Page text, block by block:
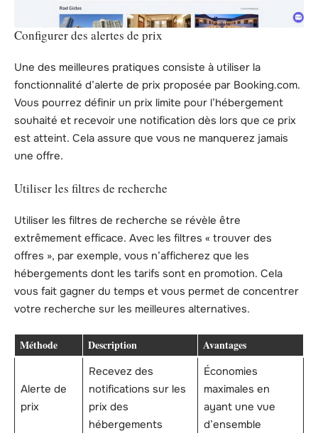
Configurer des alertes de prix
Une des meilleures pratiques consiste à utiliser la
fonctionnalité d’alerte de prix proposée par Booking.com.
Vous pourrez définir un prix limite pour l’hébergement
souhaité et recevoir une notification dès lors que ce prix
est atteint. Cela assure que vous ne manquerez jamais
une offre.
Utiliser les filtres de recherche
Utiliser les filtres de recherche se révèle être
extrêmement efficace. Avec les filtres « trouver des
offres », par exemple, vous n’afficherez que les
hébergements dont les tarifs sont en promotion. Cela
vous fait gagner du temps et vous permet de concentrer
votre recherche sur les meilleures alternatives.
Méthode Description Avantages
Alerte de
prix
Recevez des
notifications sur les
prix des
hébergements
Économies
maximales en
ayant une vue
d’ensemble